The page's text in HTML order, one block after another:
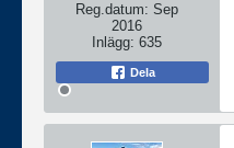
Reg.datum: Sep
2016
Inlägg: 635
Dela